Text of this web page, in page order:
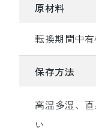
原材料
転換期間中有
保存方法
高温多湿、
い